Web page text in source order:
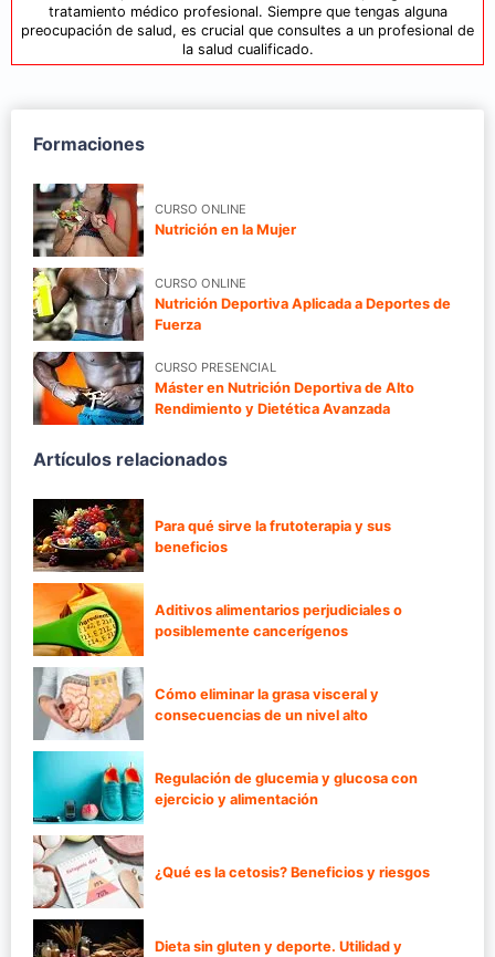
tratamiento médico profesional. Siempre que tengas alguna
preocupación de salud, es crucial que consultes a un profesional de
la salud cualificado.
Formaciones
CURSO ONLINE
Nutrición en la Mujer
CURSO ONLINE
Nutrición Deportiva Aplicada a Deportes de
Fuerza
CURSO PRESENCIAL
Máster en Nutrición Deportiva de Alto
Rendimiento y Dietética Avanzada
Artículos relacionados
Para qué sirve la frutoterapia y sus
beneficios
Aditivos alimentarios perjudiciales o
posiblemente cancerígenos
Cómo eliminar la grasa visceral y
consecuencias de un nivel alto
Regulación de glucemia y glucosa con
ejercicio y alimentación
¿Qué es la cetosis? Beneficios y riesgos
Dieta sin gluten y deporte. Utilidad y